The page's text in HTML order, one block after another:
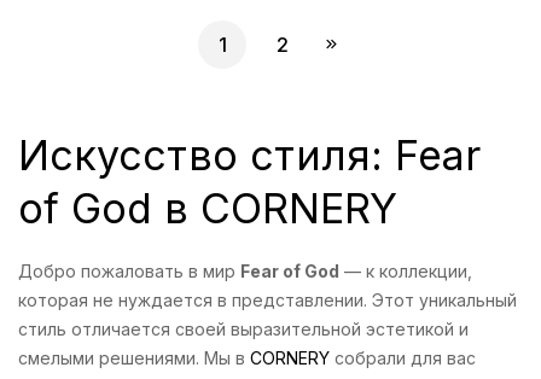
1 2
Искусство стиля: Fear
of God в CORNERY
Добро пожаловать в мир Fear of God — к коллекции,
которая не нуждается в представлении. Этот уникальный
стиль отличается своей выразительной эстетикой и
смелыми решениями. Мы в CORNERY собрали для вас